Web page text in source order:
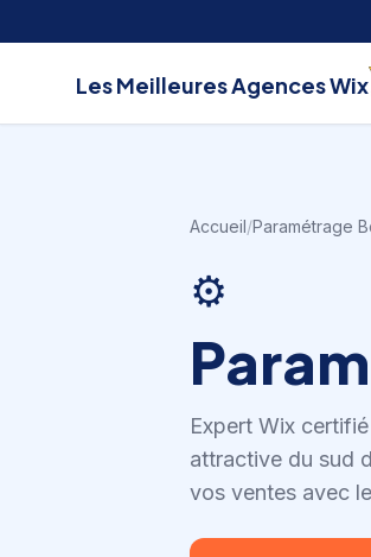
Les MeilleuresAgences Wix
Accueil/Paramétrage
⚙️
Expert Wix
attractive du sud
vos ventes avec